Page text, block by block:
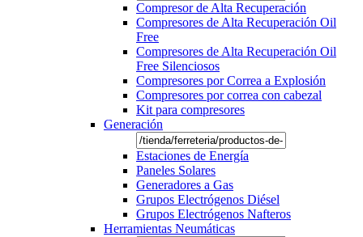
Compresor de Alta Recuperación
Compresores de Alta Recuperación Oil
Free
Compresores de Alta Recuperación Oil
Free Silenciosos
Compresores por Correa a Explosión
Compresores por correa con cabezal
Kit para compresores
Generación
Estaciones de Energía
Paneles Solares
Generadores a Gas
Grupos Electrógenos Diésel
Grupos Electrógenos Nafteros
Herramientas Neumáticas